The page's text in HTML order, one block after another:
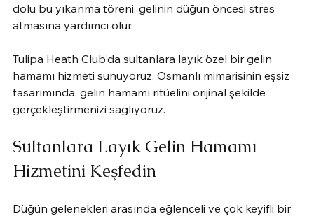
dolu bu yıkanma töreni, gelinin düğün öncesi stres
atmasına yardımcı olur.
Tulipa Heath Club'da sultanlara layık özel bir gelin
hamamı hizmeti sunuyoruz. Osmanlı mimarisinin eşsiz
tasarımında, gelin hamamı ritüelini orijinal şekilde
gerçekleştirmenizi sağlıyoruz.
Sultanlara Layık Gelin Hamamı
Hizmetini Keşfedin
Düğün gelenekleri arasında eğlenceli ve çok keyifli bir